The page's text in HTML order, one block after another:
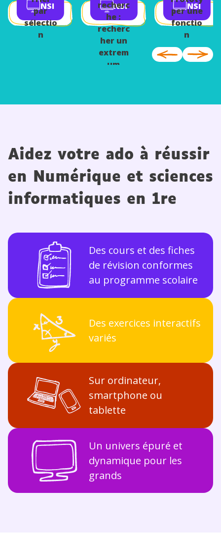
NSI
par
sélectio
n
NSI
recherc
he :
recherc
her un
extrem
um
taires
NSI
per une
fonctio
n
Aidez votre ado à réussir
en Numérique et sciences
informatiques en 1re
Des cours et des fiches
de révision conformes
au programme scolaire
Des exercices interactifs
variés
Sur ordinateur,
smartphone ou
tablette
Un univers épuré et
dynamique pour les
grands